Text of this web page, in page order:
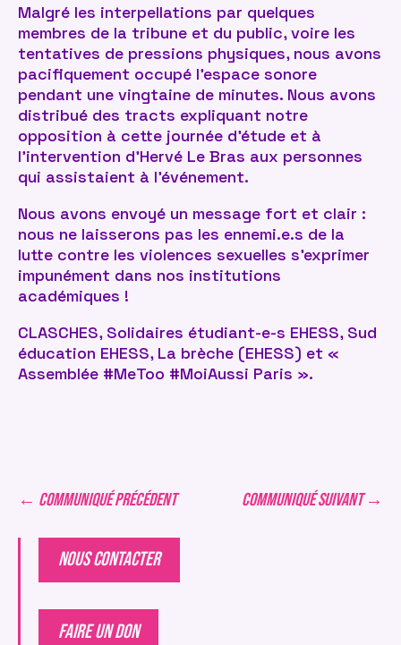
Malgré les interpellations par quelques
membres de la tribune et du public, voire les
tentatives de pressions physiques, nous avons
pacifiquement occupé l’espace sonore
pendant une vingtaine de minutes. Nous avons
distribué des tracts expliquant notre
opposition à cette journée d’étude et à
l’intervention d’Hervé Le Bras aux personnes
qui assistaient à l’événement.
Nous avons envoyé un message fort et clair :
nous ne laisserons pas les ennemi.e.s de la
lutte contre les violences sexuelles s’exprimer
impunément dans nos institutions
académiques !
CLASCHES, Solidaires étudiant-e-s EHESS, Sud
éducation EHESS, La brèche (EHESS) et «
Assemblée #MeToo #MoiAussi Paris ».
← COMMUNIQUÉ PRÉCÉDENT COMMUNIQUÉ SUIVANT→
NOUS CONTACTER
FAIRE UN DON